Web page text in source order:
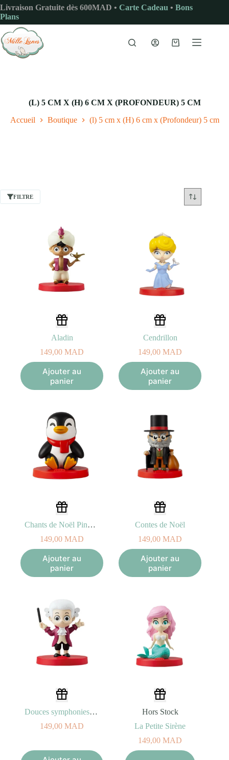
Passer
au
contenu
Livraison Gratuite dès 600MAD • Carte Cadeau • Bons
Plans
Panier
(L) 5 CM X (H) 6 CM X (PROFONDEUR) 5 CM
Accueil Boutique (l) 5 cm x (H) 6 cm x (Profondeur) 5 cm
FILTRE
Aladin
149,00 MAD
Ajouter au
panier
Cendrillon
149,00 MAD
Ajouter au
panier
Chants de Noël Pingouin
149,00 MAD
Ajouter au
panier
Contes de Noël
149,00 MAD
Ajouter au
panier
Douces symphonies de Mozart
149,00 MAD
Hors Stock
La Petite Sirène
149,00 MAD